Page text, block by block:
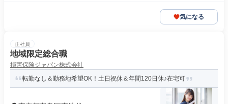
気になる
正社員
地域限定総合職
損害保険ジャパン株式会社
転勤なし＆勤務地希望OK！土日祝休＆年間120日休♪在宅可